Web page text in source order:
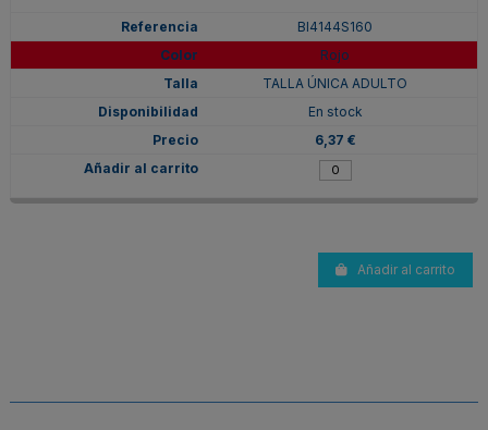
BI4144S160
Rojo
TALLA ÚNICA ADULTO
En stock
6,37 €
Añadir al carrito